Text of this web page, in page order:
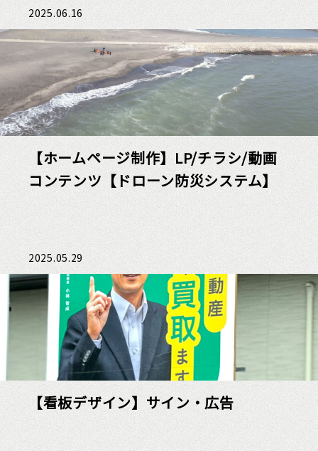
2025.06.16
【ホームページ制作】LP/チラシ/動画
コンテンツ【ドローン防災システム】
2025.05.29
【看板デザイン】サイン・広告